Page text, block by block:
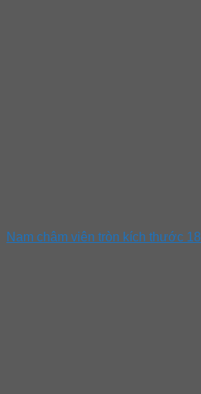
Nam châm viên tròn kích thước